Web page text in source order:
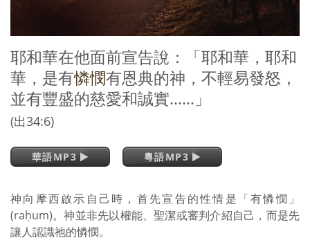
耶和華在他面前宣告說：「耶和華，耶和
華，是有憐憫有恩典的神，不輕易發怒，
並有豐盛的慈愛和誠實……」
(出34:6)
華語MP3 粵語MP3
神向摩西啟示自己時，首先宣告的性情是「有憐憫」
(raḥum)。神並非先以權能、聖潔或審判介紹自己，而是先
讓人認識祂的憐憫。